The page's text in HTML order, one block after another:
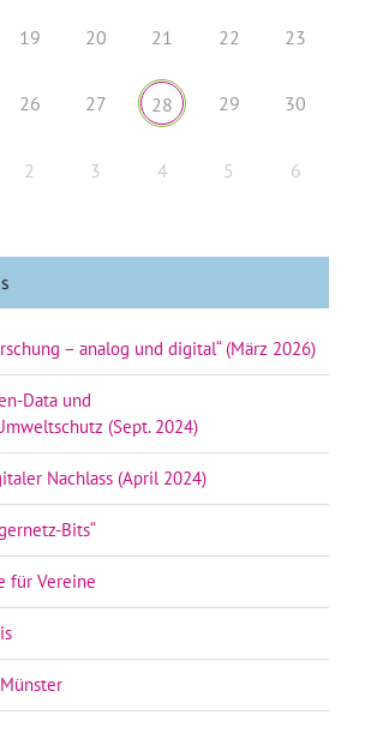
19 20 21 22 23
26 27 28 29 30
2 3 4 5 6
– analog und digital“ (März 2026)
Data und
(Sept. 2024)
Nachlass (April 2024)
Bits“
für Vereine